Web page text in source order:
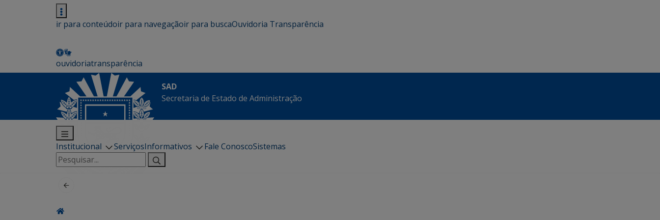
ir para conteúdoir para navegaçãoir para buscaOuvidoria Transparência
ouvidoriatransparência
SAD
Secretaria de Estado de Administração
Institucional ServiçosInformativos Fale ConoscoSistemas
Pesquisar
por: